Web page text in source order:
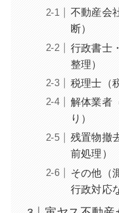
不動産会
断）
行政書士
整理）
税理士（
解体業者
り）
残置物撤
前処理）
その他（
行政対応